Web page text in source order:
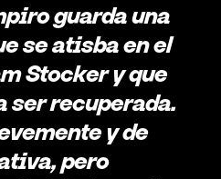
guarda una
se atisba en el
Stocker y que
ser recuperada.
y de
pero